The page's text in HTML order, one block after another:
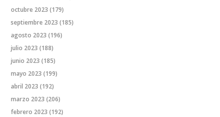
octubre 2023 (179)
septiembre 2023 (185)
agosto 2023 (196)
julio 2023 (188)
junio 2023 (185)
mayo 2023 (199)
abril 2023 (192)
marzo 2023 (206)
febrero 2023 (192)